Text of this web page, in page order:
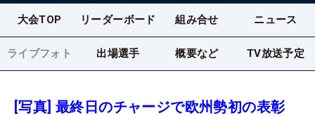
大会TOP リーダーボード 組み合せ ニュース
ライブフォト 出場選手 概要など TV放送予定
[写真] 最終日のチャージで欧州勢初の表彰